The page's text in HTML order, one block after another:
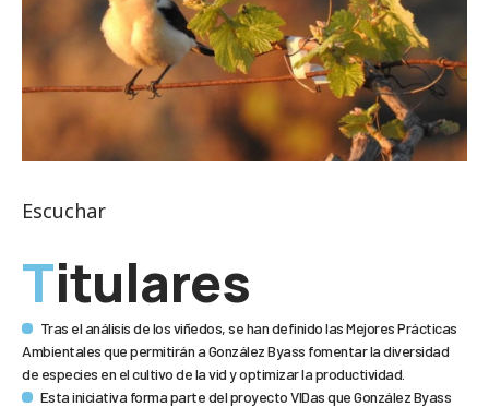
Escuchar
Titulares
Tras el análisis de los viñedos, se han definido las Mejores Prácticas
Ambientales que permitirán a González Byass fomentar la diversidad
de especies en el cultivo de la vid y optimizar la productividad.
Esta iniciativa forma parte del proyecto VIDas que González Byass